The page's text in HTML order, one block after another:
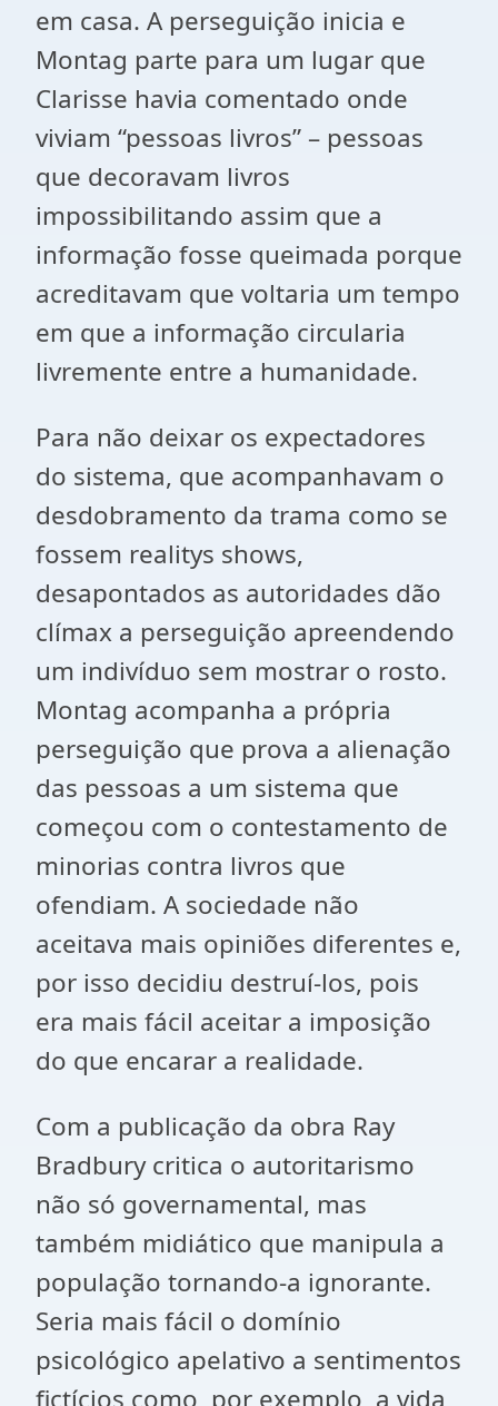
em casa. A perseguição inicia e
Montag parte para um lugar que
Clarisse havia comentado onde
viviam “pessoas livros” – pessoas
que decoravam livros
impossibilitando assim que a
informação fosse queimada porque
acreditavam que voltaria um tempo
em que a informação circularia
livremente entre a humanidade.
Para não deixar os expectadores
do sistema, que acompanhavam o
desdobramento da trama como se
fossem realitys shows,
desapontados as autoridades dão
clímax a perseguição apreendendo
um indivíduo sem mostrar o rosto.
Montag acompanha a própria
perseguição que prova a alienação
das pessoas a um sistema que
começou com o contestamento de
minorias contra livros que
ofendiam. A sociedade não
aceitava mais opiniões diferentes e,
por isso decidiu destruí-los, pois
era mais fácil aceitar a imposição
do que encarar a realidade.
Com a publicação da obra Ray
Bradbury critica o autoritarismo
não só governamental, mas
também midiático que manipula a
população tornando-a ignorante.
Seria mais fácil o domínio
psicológico apelativo a sentimentos
fictícios como, por exemplo, a vida